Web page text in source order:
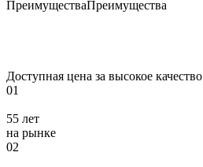
ПреимуществаПреимущества
Доступная цена за высокое качество
01
55 лет
на рынке
02